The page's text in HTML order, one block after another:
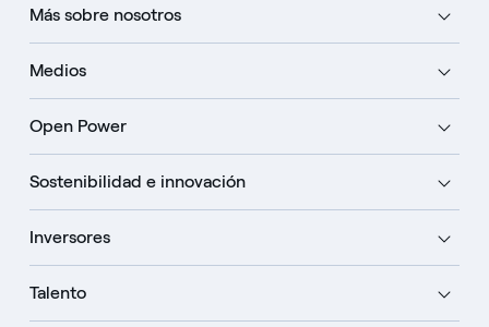
Más sobre nosotros
Medios
Open Power
Sostenibilidad e innovación
Inversores
Talento